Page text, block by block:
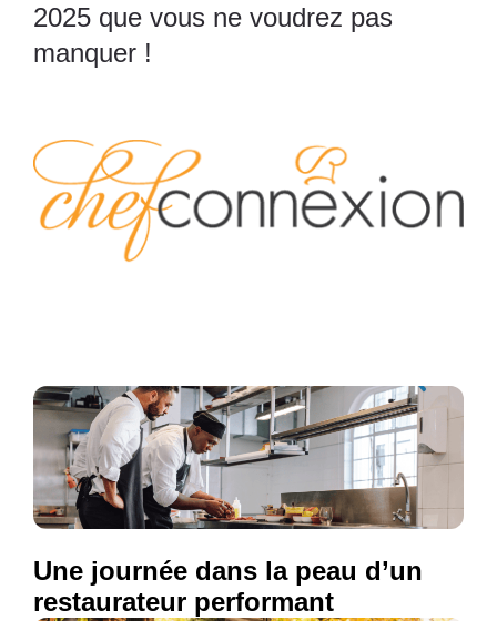
2025 que vous ne voudrez pas
manquer !
Une journée dans la peau d’un
restaurateur performant